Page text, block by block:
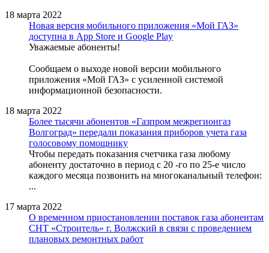
18 марта 2022
Новая версия мобильного приложения «Мой ГАЗ»
доступна в App Store и Google Play
Уважаемые абоненты!
Сообщаем о выходе новой версии мобильного
приложения «Мой ГАЗ» с усиленной системой
информационной безопасности.
18 марта 2022
Более тысячи абонентов «Газпром межрегионгаз
Волгоград» передали показания приборов учета газа
голосовому помощнику
Чтобы передать показания счетчика газа любому
абоненту достаточно в период с 20 -го по 25-е число
каждого месяца позвонить на многоканальный телефон:
...
17 марта 2022
О временном приостановлении поставок газа абонентам
СНТ «Строитель» г. Волжский в связи с проведением
плановых ремонтных работ